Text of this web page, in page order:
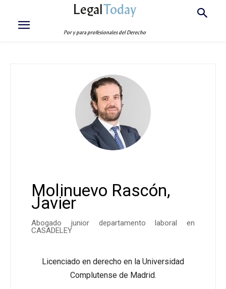
LegalToday
Por y para profesionales del Derecho
Molinuevo Rascón,
Javier
Abogado junior departamento laboral en
CASADELEY
Licenciado en derecho en la Universidad
Complutense de Madrid.